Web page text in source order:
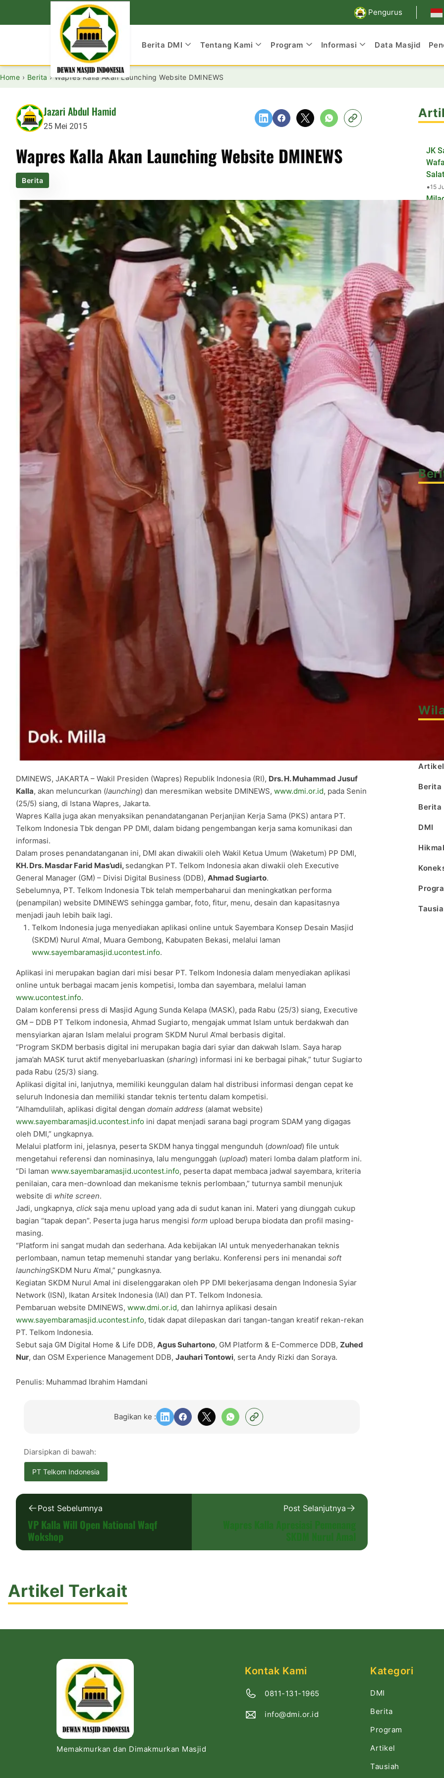
Pengurus
Berita DMI Tentang Kami Program Informasi Data Masjid
Home › Berita ›Wapres Kalla Akan Launching Website DMINEWS
Jazari Abdul Hamid
25 Mei 2015
Wapres Kalla Akan Launching Website DMINEWS
Berita
DMINEWS, JAKARTA – Wakil Presiden (Wapres) Republik Indonesia (RI), Drs. H. Muhammad Jusuf
Kalla, akan meluncurkan (launching) dan meresmikan website DMINEWS, www.dmi.or.id, pada Senin
(25/5) siang, di Istana Wapres, Jakarta.
Wapres Kalla juga akan menyaksikan penandatanganan Perjanjian Kerja Sama (PKS) antara PT.
Telkom Indonesia Tbk dengan PP DMI, dalam bidang pengembangan kerja sama komunikasi dan
informasi.
Dalam proses penandatanganan ini, DMI akan diwakili oleh Wakil Ketua Umum (Waketum) PP DMI,
KH. Drs. Masdar Farid Mas’udi, sedangkan PT. Telkom Indonesia akan diwakii oleh Executive
General Manager (GM) – Divisi Digital Business (DDB), Ahmad Sugiarto.
Sebelumnya, PT. Telkom Indonesia Tbk telah memperbaharui dan meningkatkan performa
(penampilan) website DMINEWS sehingga gambar, foto, fitur, menu, desain dan kapasitasnya
menjadi jauh lebih baik lagi.
Telkom Indonesia juga menyediakan aplikasi online untuk Sayembara Konsep Desain Masjid
(SKDM) Nurul A’mal, Muara Gembong, Kabupaten Bekasi, melalui laman
www.sayembaramasjid.ucontest.info.
Aplikasi ini merupakan bagian dari misi besar PT. Telkom Indonesia dalam menyediakan aplikasi
online untuk berbagai macam jenis kompetisi, lomba dan sayembara, melalui laman
www.ucontest.info.
Dalam konferensi press di Masjid Agung Sunda Kelapa (MASK), pada Rabu (25/3) siang, Executive
GM – DDB PT Telkom indonesia, Ahmad Sugiarto, mengajak ummat Islam untuk berdakwah dan
mensyiarkan ajaran Islam melalui program SKDM Nurul A’mal berbasis digital.
“Program SKDM berbasis digital ini merupakan bagia dari syiar dan dakwah Islam. Saya harap
jama’ah MASK turut aktif menyebarluaskan (sharing) informasi ini ke berbagai pihak,” tutur Sugiarto
pada Rabu (25/3) siang.
Aplikasi digital ini, lanjutnya, memiliki keunggulan dalam hal distribusi informasi dengan cepat ke
seluruh Indonesia dan memiliki standar teknis tertentu dalam kompetisi.
“Alhamdulilah, aplikasi digital dengan domain address (alamat website)
www.sayembaramasjid.ucontest.info ini dapat menjadi sarana bagi program SDAM yang digagas
oleh DMI,” ungkapnya.
Melalui platform ini, jelasnya, peserta SKDM hanya tinggal mengunduh (download) file untuk
mengetahui referensi dan nominasinya, lalu mengunggah (upload) materi lomba dalam platform ini.
“Di laman www.sayembaramasjid.ucontest.info, peserta dapat membaca jadwal sayembara, kriteria
penilaian, cara men-download dan mekanisme teknis perlombaan,” tuturnya sambil menunjuk
website di white screen.
Jadi, ungkapnya, click saja menu upload yang ada di sudut kanan ini. Materi yang diunggah cukup
bagian “tapak depan”. Peserta juga harus mengisi form upload berupa biodata dan profil masing-
masing.
“Platform ini sangat mudah dan sederhana. Ada kebijakan IAI untuk menyederhanakan teknis
perlombaan, namun tetap memenuhi standar yang berlaku. Konferensi pers ini menandai soft
launchingSKDM Nuru A’mal,” pungkasnya.
Kegiatan SKDM Nurul Amal ini diselenggarakan oleh PP DMI bekerjasama dengan Indonesia Syiar
Network (ISN), Ikatan Arsitek Indonesia (IAI) dan PT. Telkom Indonesia.
Pembaruan website DMINEWS, www.dmi.or.id, dan lahirnya aplikasi desain
www.sayembaramasjid.ucontest.info, tidak dapat dilepaskan dari tangan-tangan kreatif rekan-rekan
PT. Telkom Indonesia.
Sebut saja GM Digital Home & Life DDB, Agus Suhartono, GM Platform & E-Commerce DDB, Zuhed
Nur, dan OSM Experience Management DDB, Jauhari Tontowi, serta Andy Rizki dan Soraya.
Penulis: Muhammad Ibrahim Hamdani
Bagikan ke :
Diarsipkan di bawah:
PT Telkom Indonesia
Post Sebelumnya
VP Kalla Will Open National Waqf
Wokshop
Post Selanjutnya
JK
•15
Artikel
Berita
Berita
DMI
Artikel Terkait
Memakmurkan dan Dimakmurkan Masjid
Kontak Kami
0811-131-1965
info@dmi.or.id
Kategori
DMI
Berita
Program
Artikel
Tausiah